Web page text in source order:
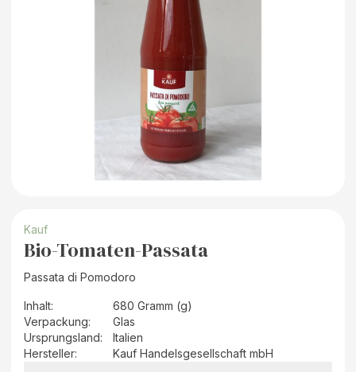
Kauf
Bio-Tomaten-Passata
Passata di Pomodoro
Inhalt:
680 Gramm (g)
Verpackung:
Glas
Ursprungsland:
Italien
Hersteller: Kauf Handelsgesellschaft mbH